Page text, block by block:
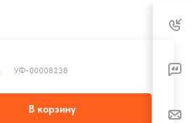
УФ-00008238
В корзину